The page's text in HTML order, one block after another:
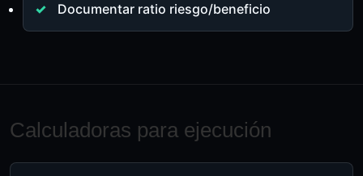
Documentar ratio riesgo/beneficio
Calculadoras para ejecución